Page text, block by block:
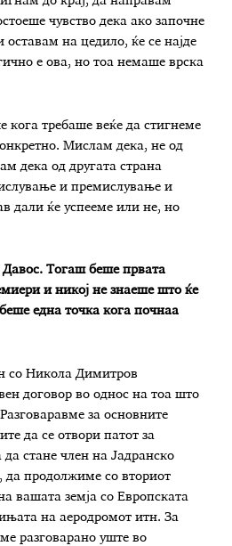
чувство дека ако започне
на цедило, ќе се најде
е ова, но тоа немаше врска
кога требаше веќе да стигнеме
Мислам дека, не од
дека од другата страна
и премислување и
дали ќе успееме или не, но
Давос. Тогаш беше првата
и никој не знаеше што ќе
една точка кога почнаа
со Никола Димитров
договор во однос на тоа што
за основните
да се отвори патот за
стане член на Јадранско
да продолжиме со вториот
вашата земја со Европската
на аеродромот итн. За
разговарано уште во